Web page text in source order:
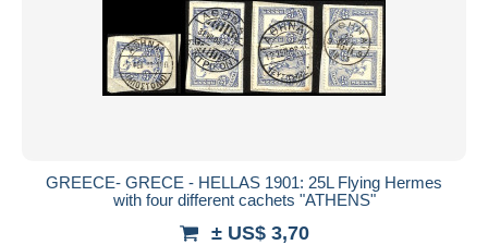
GREECE- GRECE - HELLAS 1901: 25L Flying Hermes
with four different cachets "ATHENS"
± US$ 3,70